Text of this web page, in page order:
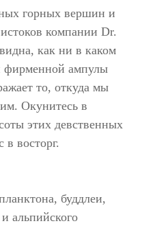
горных вершин и
компании Dr.
как ни в каком
фирменной ампулы
то, откуда мы
Окунитесь в
этих девственных
в восторг.
буддлеи,
альпийского